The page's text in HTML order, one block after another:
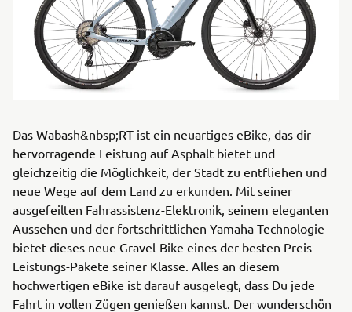
Das Wabash&nbsp;RT ist ein neuartiges eBike, das dir
hervorragende Leistung auf Asphalt bietet und
gleichzeitig die Möglichkeit, der Stadt zu entfliehen und
neue Wege auf dem Land zu erkunden. Mit seiner
ausgefeilten Fahrassistenz-Elektronik, seinem eleganten
Aussehen und der fortschrittlichen Yamaha Technologie
bietet dieses neue Gravel-Bike eines der besten Preis-
Leistungs-Pakete seiner Klasse. Alles an diesem
hochwertigen eBike ist darauf ausgelegt, dass Du jede
Fahrt in vollen Zügen genießen kannst. Der wunderschön